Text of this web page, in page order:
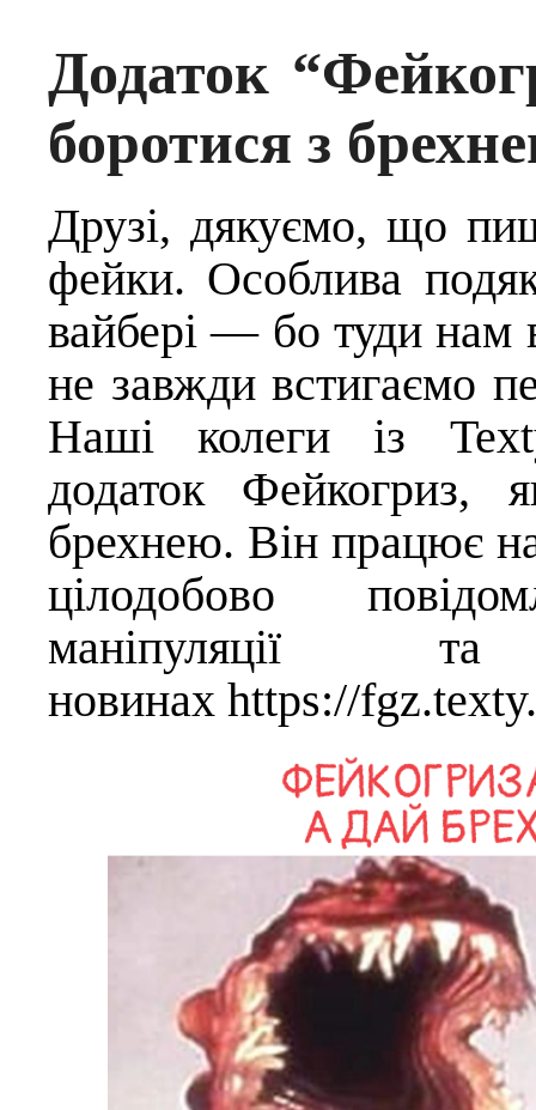
Додаток
боротися з
Друзі, дякуємо, що
фейки. Особлива
вайбері — бо туди нам
не завжди встигаємо
Наші колеги із
додаток Фейкогриз,
брехнею. Він працює
цілодобово
маніпуляції
новинах https://